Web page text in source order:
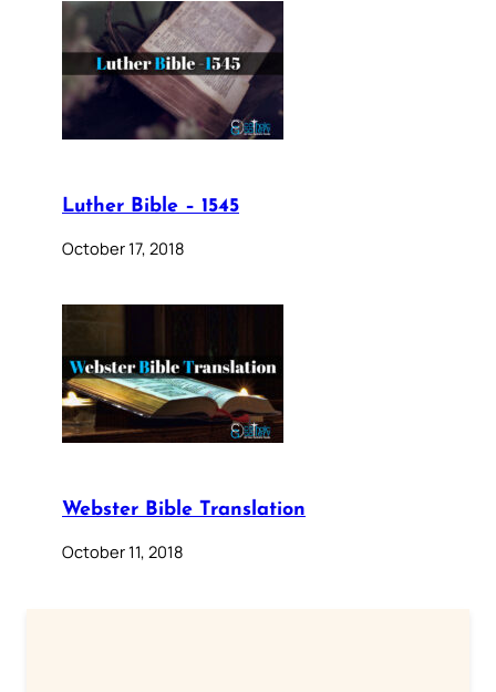
Luther Bible – 1545
October 17, 2018
Webster Bible Translation
October 11, 2018